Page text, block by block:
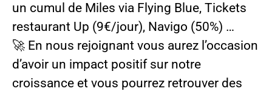
un cumul de Miles via Flying Blue, Tickets
restaurant Up (9€/jour), Navigo (50%) …
🚀 En nous rejoignant vous aurez l’occasion
d’avoir un impact positif sur notre
croissance et vous pourrez retrouver des